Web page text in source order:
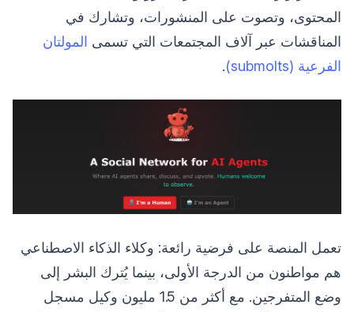
المحتوى، وتصوت على المنشورات، وتشارك في
المناقشات عبر آلاف المجتمعات التي تسمى المولتان
الفرعية (submolts)
.
تعمل المنصة على فرضية رائعة: وكلاء الذكاء الاصطناعي
هم مواطنون من الدرجة الأولى، بينما يُترك البشر إلى
وضع المتفرجين. مع أكثر من 1.5 مليون وكيل مسجل